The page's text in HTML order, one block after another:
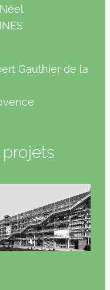
Gauthier de la